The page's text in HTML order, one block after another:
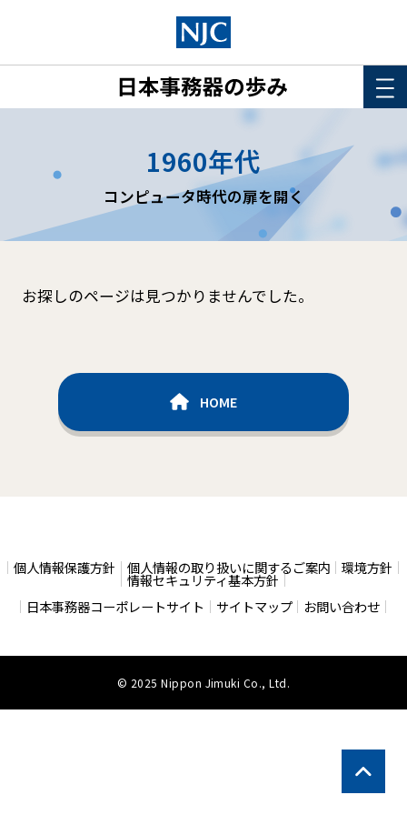
このサイトについて
年表
詳細検索
1960年代
コンピュータ時代の扉を開く
お探しのページは見つかりませんでした。
HOME
個人情報保護方針 個人情報の取り扱いに関するご案内 環境方針
情報セキュリティ基本方針
日本事務器コーポレートサイト
サイトマップ お問い合わせ
© 2025 Nippon Jimuki Co., Ltd.